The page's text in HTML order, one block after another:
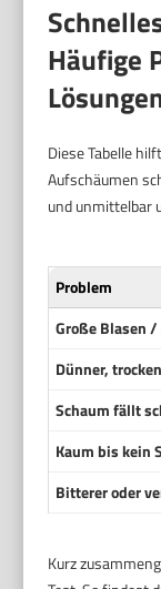
Häufige
Diese Tabelle
Aufschäumen
und unmittelbar
Problem
Große Blasen
Dünner,
Schaum fällt
Kaum bis kein
Bitterer oder
Kurz